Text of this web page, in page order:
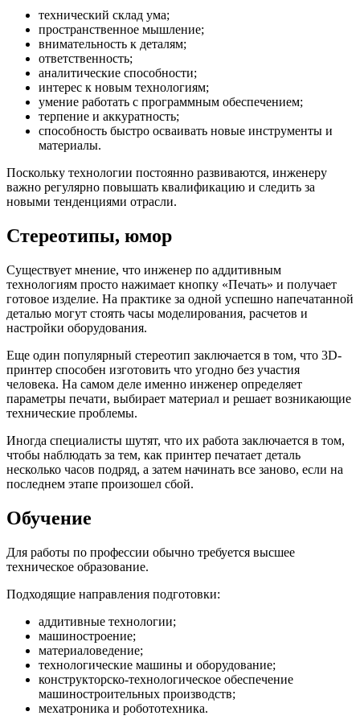
технический склад ума;
пространственное мышление;
внимательность к деталям;
ответственность;
аналитические способности;
интерес к новым технологиям;
умение работать с программным обеспечением;
терпение и аккуратность;
способность быстро осваивать новые инструменты и
материалы.
Поскольку технологии постоянно развиваются, инженеру
важно регулярно повышать квалификацию и следить за
новыми тенденциями отрасли.
Стереотипы, юмор
Существует мнение, что инженер по аддитивным
технологиям просто нажимает кнопку «Печать» и получает
готовое изделие. На практике за одной успешно напечатанной
деталью могут стоять часы моделирования, расчетов и
настройки оборудования.
Еще один популярный стереотип заключается в том, что 3D-
принтер способен изготовить что угодно без участия
человека. На самом деле именно инженер определяет
параметры печати, выбирает материал и решает возникающие
технические проблемы.
Иногда специалисты шутят, что их работа заключается в том,
чтобы наблюдать за тем, как принтер печатает деталь
несколько часов подряд, а затем начинать все заново, если на
последнем этапе произошел сбой.
Обучение
Для работы по профессии обычно требуется высшее
техническое образование.
Подходящие направления подготовки:
аддитивные технологии;
машиностроение;
материаловедение;
технологические машины и оборудование;
конструкторско-технологическое обеспечение
машиностроительных производств;
мехатроника и робототехника.